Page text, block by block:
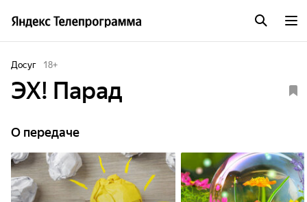
Досуг 18+
ЭХ! Парад
О передаче